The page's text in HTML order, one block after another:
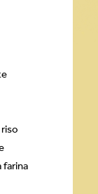
farina